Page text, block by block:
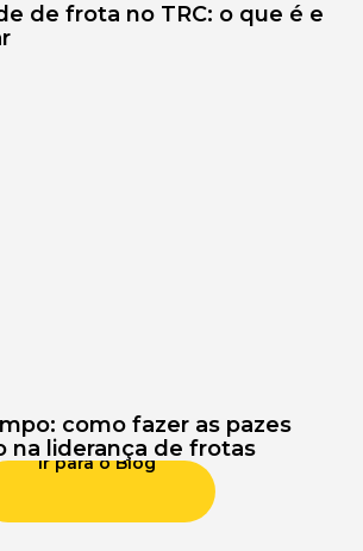
de frota no TRC: o que é e
como fazer as pazes
na liderança de frotas
Ir para o Blog